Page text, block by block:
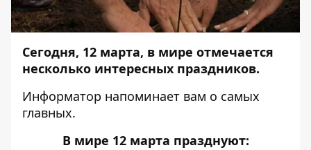
Сегодня, 12 марта, в мире отмечается
несколько интересных праздников.
Информатор напоминает вам о самых
главных.
В мире 12 марта празднуют: